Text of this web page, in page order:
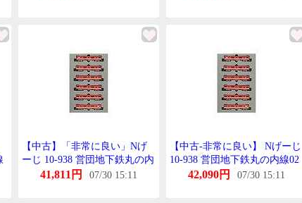
【中古】「非常に良い」Nげ
ーじ 10-938 営団地下鉄丸の内
線02系 丸の内線開通50周年記
41,811円 07/30 15:11
【中古-非常に良い】 Nげーじ
10-938 営団地下鉄丸の内線02
系 丸の内線開通50周年記念号
42,090円 07/30 15:11